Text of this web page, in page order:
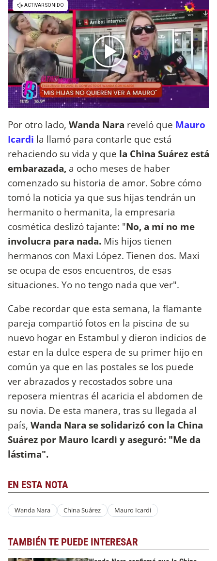
Por otro lado, Wanda Nara reveló que Mauro
Icardi la llamó para contarle que está
rehaciendo su vida y que la China Suárez está
embarazada, a ocho meses de haber
comenzado su historia de amor. Sobre cómo
tomó la noticia ya que sus hijas tendrán un
hermanito o hermanita, la empresaria
cosmética deslizó tajante: "No, a mí no me
involucra para nada. Mis hijos tienen
hermanos con Maxi López. Tienen dos. Maxi
se ocupa de esos encuentros, de esas
situaciones. Yo no tengo nada que ver".
Cabe recordar que esta semana, la flamante
pareja compartió fotos en la piscina de su
nuevo hogar en Estambul y dieron indicios de
estar en la dulce espera de su primer hijo en
común ya que en las postales se los puede
ver abrazados y recostados sobre una
reposera mientras él acaricia el abdomen de
su novia. De esta manera, tras su llegada al
país, Wanda Nara se solidarizó con la China
Suárez por Mauro Icardi y aseguró: "Me da
lástima".
EN ESTA NOTA
Wanda Nara China Suárez Mauro Icardi
TAMBIÉN TE PUEDE INTERESAR